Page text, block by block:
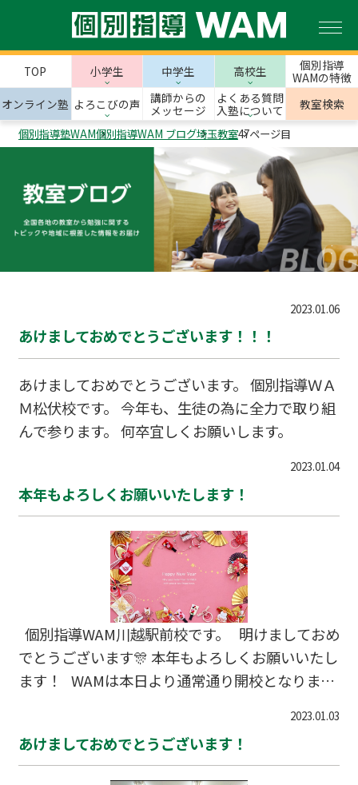
TOP 小学生 中学生 高校生
個別指導
WAMの特徴
オンライン塾 よろこびの声
講師からの
メッセージ
よくある質問
入塾について
教室検索
個別指導塾WAM個別指導WAM ブログ埼玉教室47ページ目
2023.01.06
あけましておめでとうございます！！！
あけましておめでとうございます。 個別指導ＷＡ
Ｍ松伏校です。 今年も、生徒の為に全力で取り組
んで参ります。 何卒宜しくお願いします。
2023.01.04
本年もよろしくお願いいたします！
個別指導WAM川越駅前校です。 明けましておめ
でとうございます🎊 本年もよろしくお願いいたし
ます！ WAMは本日より通常通り開校となりま
が引き締まっております💪 小中学校の皆さんは
学校の宿題ですね！ あと数日で提出だと思うので
2023.01.03
あけましておめでとうございます！